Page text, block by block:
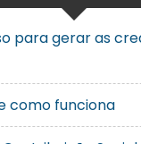
para gerar as
como funciona